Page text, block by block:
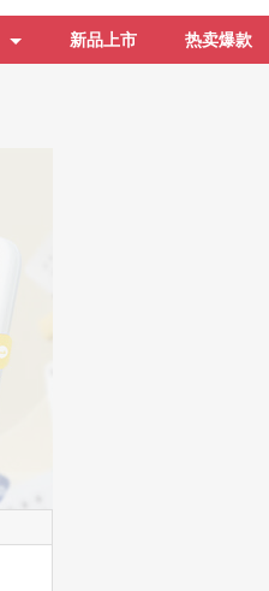
新品上市 热卖爆款